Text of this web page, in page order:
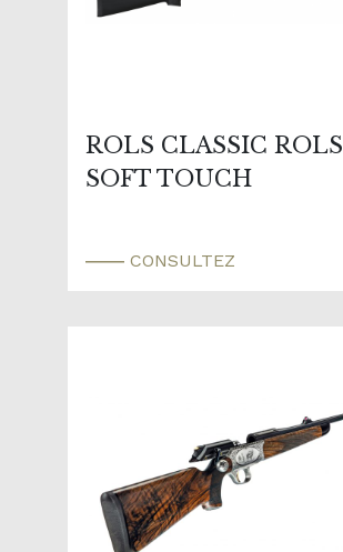
ROLS CLASSIC ROLS
SOFT TOUCH
CONSULTEZ